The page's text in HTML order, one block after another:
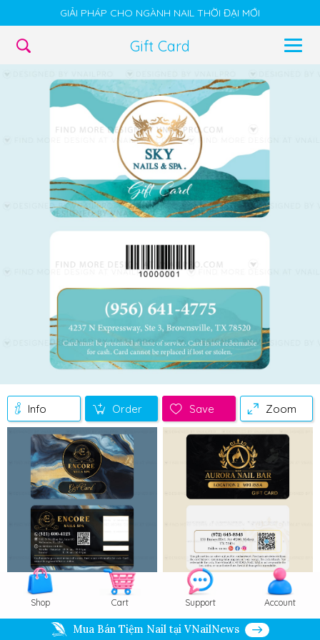
GIẢI PHÁP CHO NGÀNH NAIL THỜI ĐẠI MỚI
Gift Card
Info Order Save Zoom
Shop Cart Support Account
Mua Bán Tiệm Nail tại VNailNews